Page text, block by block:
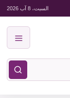
السبت، 8 آب 2026